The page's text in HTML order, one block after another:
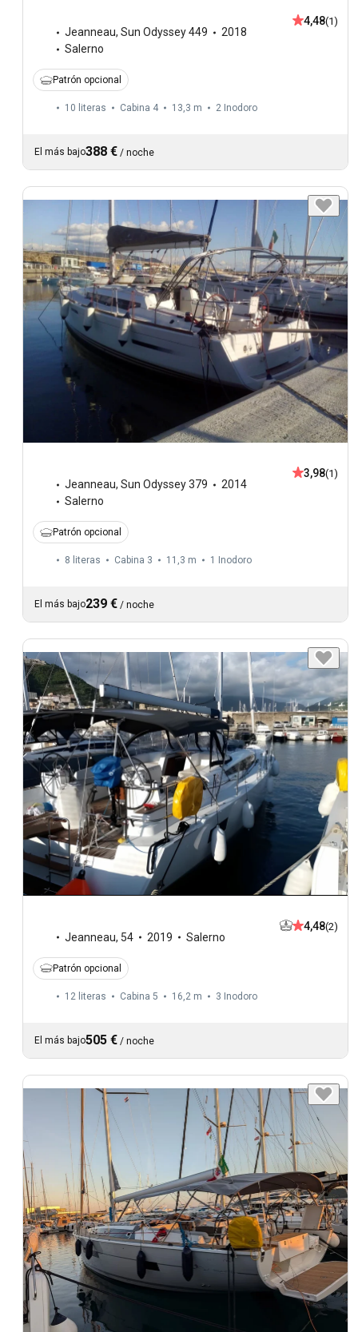
Jeanneau, Sun Odyssey 449
2018
Salerno
4,48(1)
Patrón opcional
10 literas Cabina 4 13,3 m 2 Inodoro
El más bajo388 € / noche
Jeanneau, Sun Odyssey 379
2014
Salerno
3,98(1)
Patrón opcional
8 literas Cabina 3 11,3 m 1 Inodoro
El más bajo239 € / noche
Jeanneau, 54 2019 Salerno
4,48(2)
Patrón opcional
12 literas Cabina 5 16,2 m 3 Inodoro
El más bajo505 € / noche